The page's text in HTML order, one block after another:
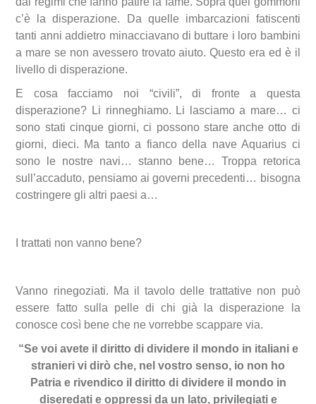
c’è la disperazione. Da quelle imbarcazioni fatiscenti
tanti anni addietro minacciavano di buttare i loro bambini
a mare se non avessero trovato aiuto. Questo era ed è il
livello di disperazione.
E cosa facciamo noi “civili”, di fronte a questa
disperazione? Li rinneghiamo. Li lasciamo a mare… ci
sono stati cinque giorni, ci possono stare anche otto di
giorni, dieci. Ma tanto a fianco della nave Aquarius ci
sono le nostre navi… stanno bene… Troppa retorica
sull’accaduto, pensiamo ai governi precedenti… bisogna
costringere gli altri paesi a…
I trattati non vanno bene?
Vanno rinegoziati. Ma il tavolo delle trattative non può
essere fatto sulla pelle di chi già la disperazione la
conosce così bene che ne vorrebbe scappare via.
“Se voi avete il diritto di dividere il mondo in italiani e
stranieri vi dirò che, nel vostro senso, io non ho
Patria e rivendico il diritto di dividere il mondo in
diseredati e oppressi da un lato, privilegiati e